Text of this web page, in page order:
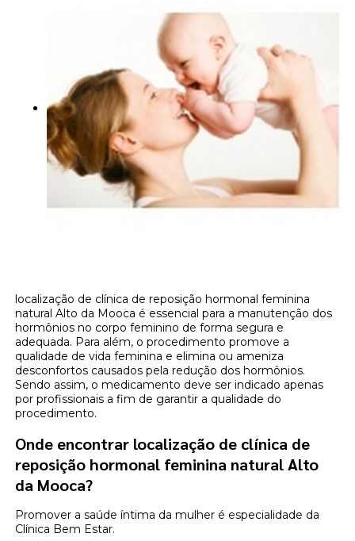
localização de clínica de reposição hormonal feminina
natural Alto da Mooca é essencial para a manutenção dos
hormônios no corpo feminino de forma segura e
adequada. Para além, o procedimento promove a
qualidade de vida feminina e elimina ou ameniza
desconfortos causados pela redução dos hormônios.
Sendo assim, o medicamento deve ser indicado apenas
por profissionais a fim de garantir a qualidade do
procedimento.
Onde encontrar localização de clínica de
reposição hormonal feminina natural Alto
da Mooca?
Promover a saúde íntima da mulher é especialidade da
Clínica Bem Estar.